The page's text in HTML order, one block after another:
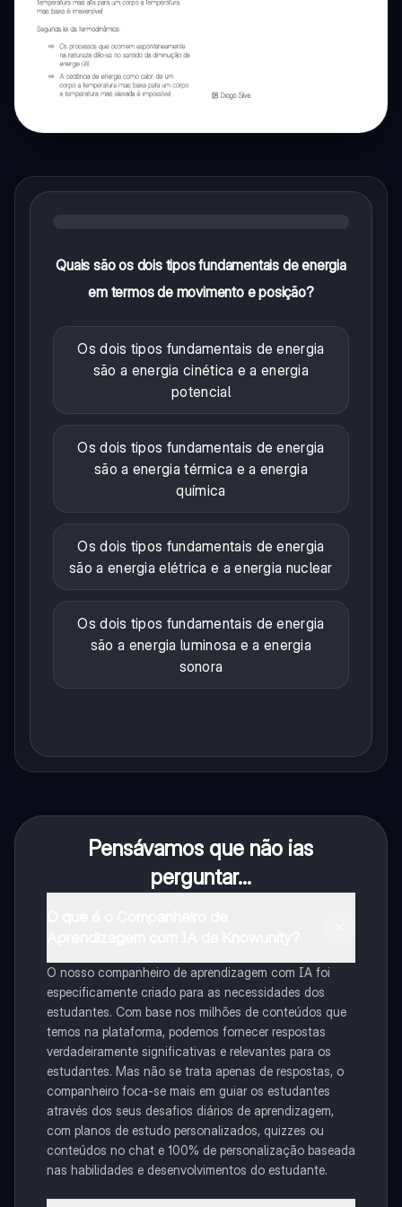
Quais são os dois tipos fundamentais de energia
em termos de movimento e posição?
Os dois tipos fundamentais de energia
são a energia cinética e a energia
potencial
Os dois tipos fundamentais de energia
são a energia térmica e a energia
química
Os dois tipos fundamentais de energia
são a energia elétrica e a energia nuclear
Os dois tipos fundamentais de energia
são a energia luminosa e a energia
sonora
Pensávamos que não ias
perguntar...
O nosso companheiro de aprendizagem com IA foi
especificamente criado para as necessidades dos
estudantes. Com base nos milhões de conteúdos que
temos na plataforma, podemos fornecer respostas
verdadeiramente significativas e relevantes para os
estudantes. Mas não se trata apenas de respostas, o
companheiro foca-se mais em guiar os estudantes
através dos seus desafios diários de aprendizagem,
com planos de estudo personalizados, quizzes ou
conteúdos no chat e 100% de personalização baseada
nas habilidades e desenvolvimentos do estudante.